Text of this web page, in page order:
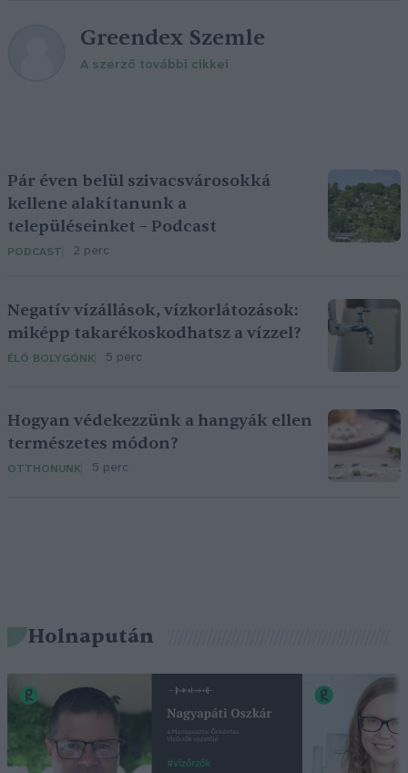
Greendex Szemle
A szerző további cikkei
Pár éven belül szivacsvárosokká
kellene alakítanunk a
településeinket – Podcast
PODCAST 2 perc
Negatív vízállások, vízkorlátozások:
miképp takarékoskodhatsz a vízzel?
ÉLŐ BOLYGÓNK 5 perc
Hogyan védekezzünk a hangyák ellen
természetes módon?
OTTHONUNK 5 perc
Holnapután